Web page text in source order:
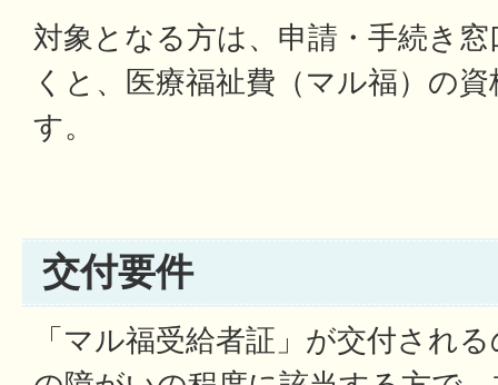
対象となる方は、申請・手続き
くと、医療福祉費（マル福）の
す。
交付要件
「マル福受給者証」が交付され